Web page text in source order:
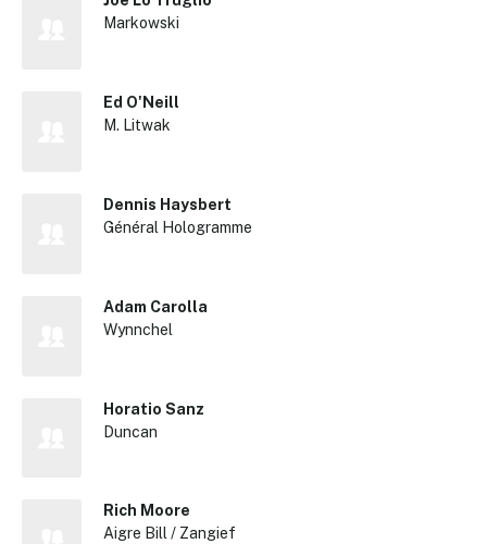
Markowski
Ed O'Neill
M. Litwak
Dennis Haysbert
Général Hologramme
Adam Carolla
Wynnchel
Horatio Sanz
Duncan
Rich Moore
Aigre Bill / Zangief